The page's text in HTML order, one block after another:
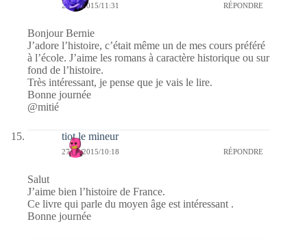
27/10/2015/11:31 RÉPONDRE
Bonjour Bernie
J’adore l’histoire, c’était même un de mes cours préféré
à l’école. J’aime les romans à caractère historique ou sur
fond de l’histoire.
Très intéressant, je pense que je vais le lire.
Bonne journée
@mitié
tiot le mineur
27/10/2015/10:18 RÉPONDRE
Salut
J’aime bien l’histoire de France.
Ce livre qui parle du moyen âge est intéressant .
Bonne journée